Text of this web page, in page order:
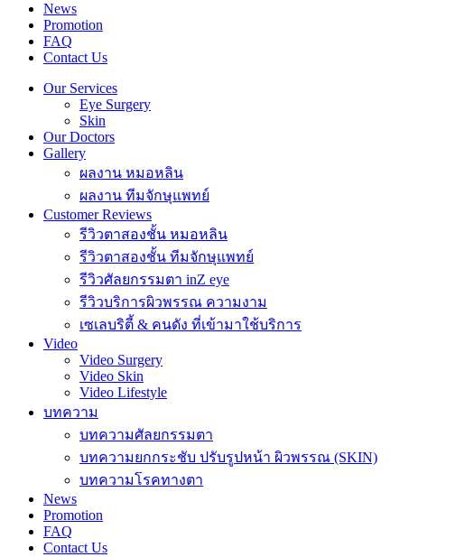
News
Promotion
FAQ
Contact Us
Our Services
Eye Surgery
Skin
Our Doctors
Gallery
ผลงาน หมอหลิน
ผลงาน ทีมจักษุแพทย์
Customer Reviews
รีวิวตาสองชั้น หมอหลิน
รีวิวตาสองชั้น ทีมจักษุแพทย์
รีวิวศัลยกรรมตา inZ eye
รีวิวบริการผิวพรรณ ความงาม
เซเลบริตี้ & คนดัง ที่เข้ามาใช้บริการ
Video
Video Surgery
Video Skin
Video Lifestyle
บทความ
บทความศัลยกรรมตา
บทความยกกระชับ ปรับรูปหน้า ผิวพรรณ (SKIN)
บทความโรคทางตา
News
Promotion
FAQ
Contact Us